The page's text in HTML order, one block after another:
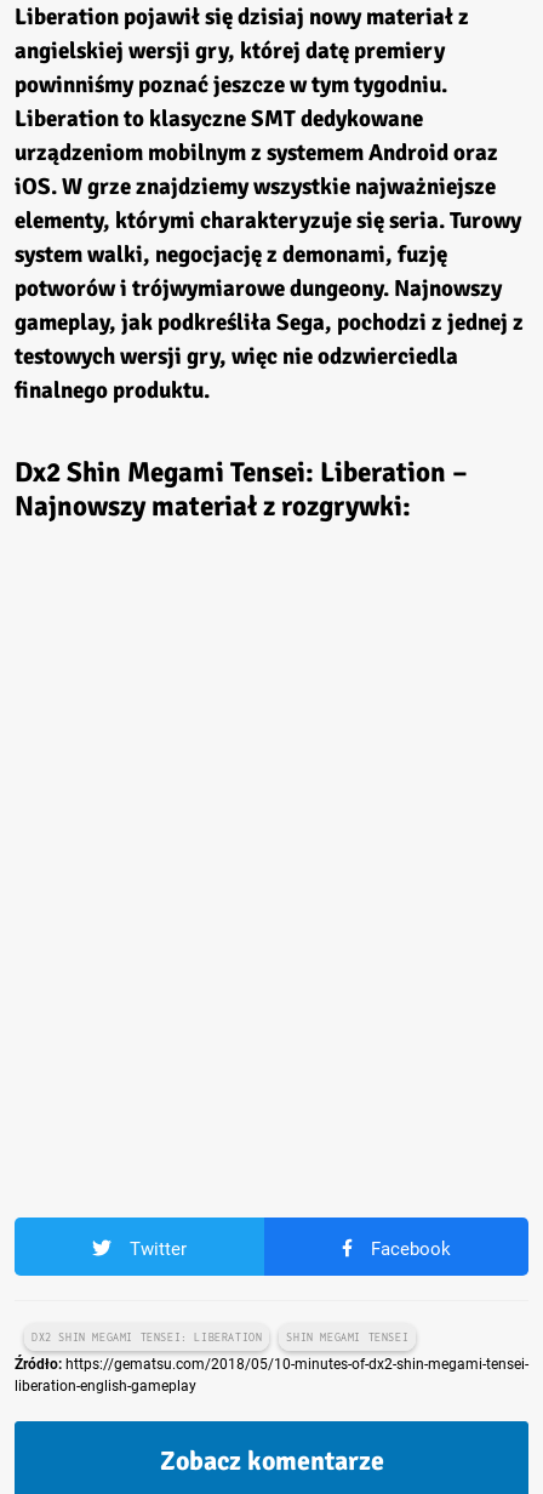
Liberation pojawił się dzisiaj nowy materiał z
angielskiej wersji gry, której datę premiery
powinniśmy poznać jeszcze w tym tygodniu.
Liberationto klasyczne SMT dedykowane
urządzeniom mobilnym z systemem Android oraz
iOS. W grze znajdziemy wszystkie najważniejsze
elementy, którymi charakteryzuje się seria. Turowy
system walki, negocjację z demonami, fuzję
potworów i trójwymiarowe dungeony. Najnowszy
gameplay, jak podkreśliła Sega, pochodzi z jednej z
testowych wersji gry, więc nie odzwierciedla
finalnego produktu.
Dx2 Shin Megami Tensei: Liberation –
Najnowszy materiał z rozgrywki:
Twitter Facebook
DX2 SHIN MEGAMI TENSEI: LIBERATION SHIN MEGAMI TENSEI
Źródło: https://gematsu.com/2018/05/10-minutes-of-dx2-shin-megami-tensei-
liberation-english-gameplay
Zobacz komentarze